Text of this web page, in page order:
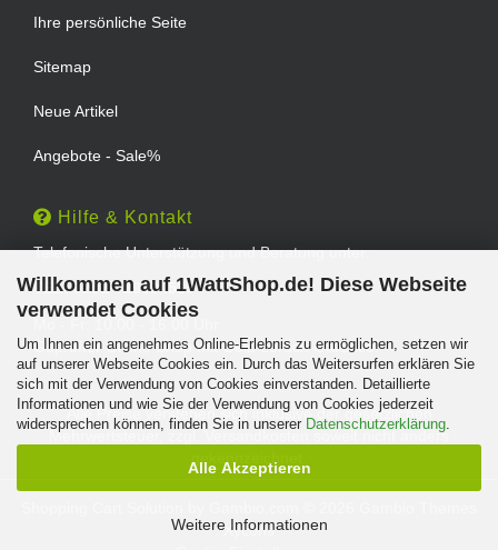
Willkommen auf 1WattShop.de! Diese Webseite
verwendet Cookies
Um Ihnen ein angenehmes Online-Erlebnis zu ermöglichen, setzen wir
auf unserer Webseite Cookies ein. Durch das Weitersurfen erklären Sie
sich mit der Verwendung von Cookies einverstanden. Detaillierte
Informationen und wie Sie der Verwendung von Cookies jederzeit
widersprechen können, finden Sie in unserer Datenschutzerklärung.
Alle Akzeptieren
Weitere Informationen
Ihre persönliche Seite
Sitemap
Neue Artikel
Angebote - Sale%
Hilfe & Kontakt
Telefonische Unterstützung und Beratung unter:
TEL: 0202 - 29994539
Geprüfter Online Shop mit Geld-zurück-Garantie.
Alle Preise verstehen sich inklusive der gesetzlichen
Mehrwertsteuer, zzgl.
soweit nicht anders
Xycons